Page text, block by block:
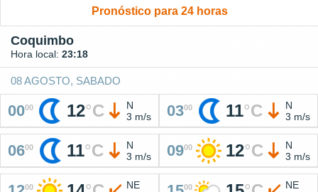
Pronóstico para 24 horas
Coquimbo
Hora local: 23:18
08 AGOSTO, SABADO
0000 12°C
N
3 m/s
0300 11°C
N
3 m/s
0600 11°C
N
3 m/s
0900 12°C
N
3 m/s
00
NE
00
NE